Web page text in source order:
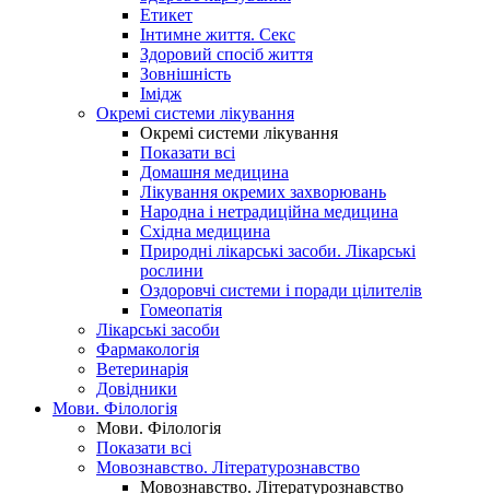
Етикет
Інтимне життя. Секс
Здоровий спосіб життя
Зовнішність
Імідж
Окремі системи лікування
Окремі системи лікування
Показати всі
Домашня медицина
Лікування окремих захворювань
Народна і нетрадиційна медицина
Східна медицина
Природні лікарські засоби. Лікарські
рослини
Оздоровчі системи і поради цілителів
Гомеопатія
Лікарські засоби
Фармакологія
Ветеринарія
Довідники
Мови. Філологія
Мови. Філологія
Показати всі
Мовознавство. Літературознавство
Мовознавство. Літературознавство